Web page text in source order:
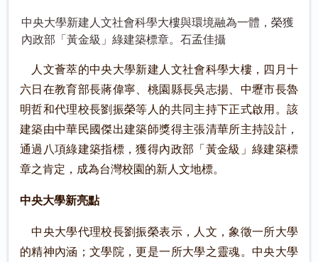
中央大學新建人文社會科學大樓與環境融為一體，榮獲
內政部「黃金級」綠建築標章。石孟佳攝
人文薈萃的中央大學新建人文社會科學大樓，四月十
六日在教育部長蔣偉寧、桃園縣長吳志揚、中壢市長魯
明哲和代理校長劉振榮等人的共同主持下正式啟用。該
建築由中華民國傑出建築師獎得主張清華所主持設計，
通過八項綠建築指標，獲得內政部「黃金級」綠建築標
章之肯定，成為台灣校園的新人文地標。
中央大學新亮點
中央大學代理校長劉振榮表示，人文，象徵一所大學
的精神內涵；文學院，更是一所大學之靈魂。中央大學